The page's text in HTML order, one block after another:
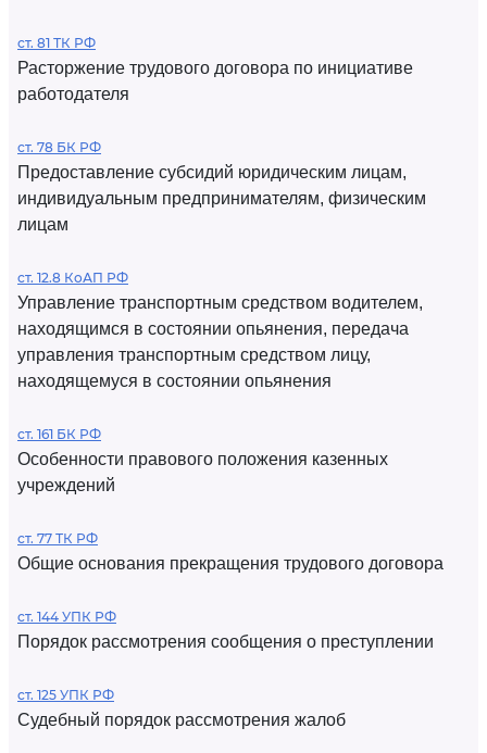
ст. 81 ТК РФ
Расторжение трудового договора по инициативе
работодателя
ст. 78 БК РФ
Предоставление субсидий юридическим лицам,
индивидуальным предпринимателям, физическим
лицам
ст. 12.8 КоАП РФ
Управление транспортным средством водителем,
находящимся в состоянии опьянения, передача
управления транспортным средством лицу,
находящемуся в состоянии опьянения
ст. 161 БК РФ
Особенности правового положения казенных
учреждений
ст. 77 ТК РФ
Общие основания прекращения трудового договора
ст. 144 УПК РФ
Порядок рассмотрения сообщения о преступлении
ст. 125 УПК РФ
Судебный порядок рассмотрения жалоб